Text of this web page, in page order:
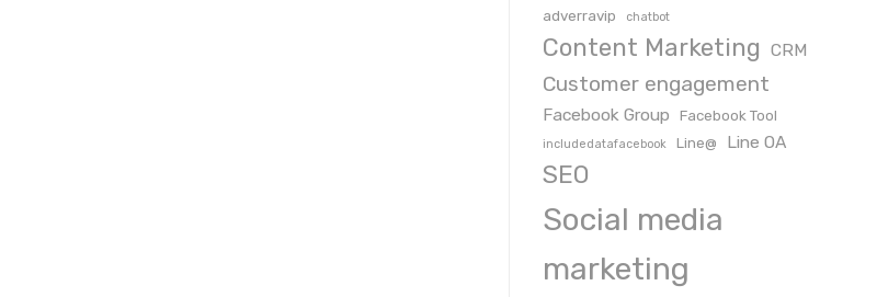
adverravip
chatbot
Content Marketing CRM
Customer engagement
Facebook Group Facebook Tool
includedatafacebook Line@ Line OA
SEO
Social media
marketing